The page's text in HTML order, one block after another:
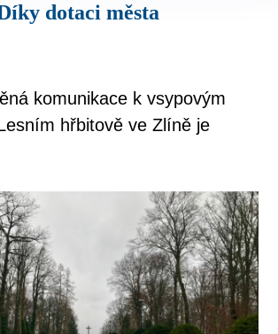
dotaci města
komunikace k vsypovým
hřbitově ve Zlíně je